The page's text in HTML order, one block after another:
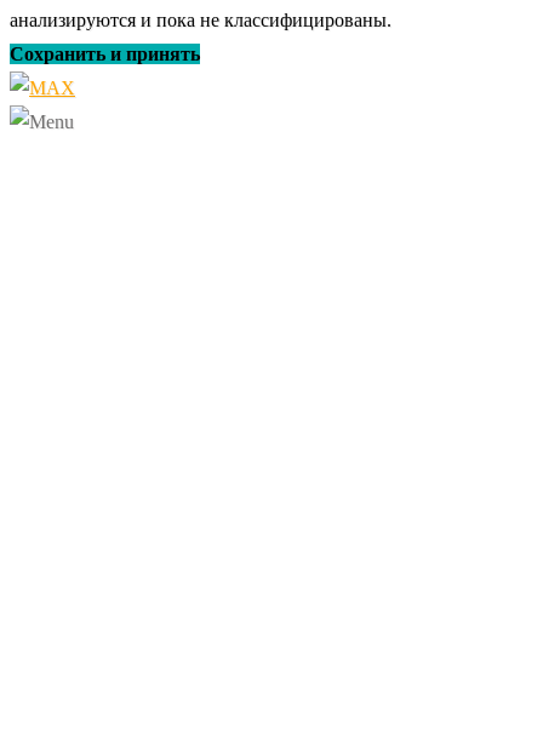
анализируются и пока не классифицированы.
Сохранить и принять